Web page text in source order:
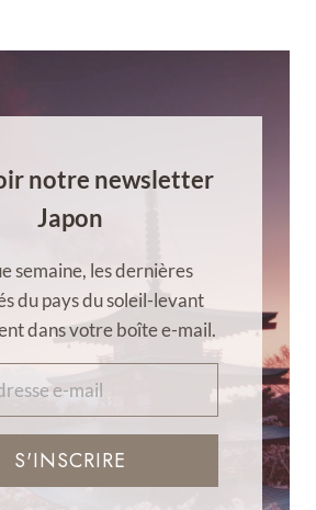
notre newsletter
Japon
semaine, les dernières
du pays du soleil-levant
dans votre boîte e-mail.
S'INSCRIRE